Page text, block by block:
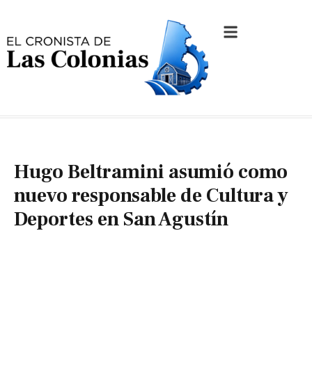
Hugo Beltramini asumió como
nuevo responsable de Cultura y
Deportes en San Agustín